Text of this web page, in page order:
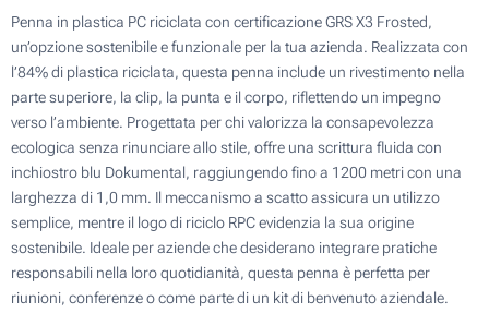
Penna in plastica PC riciclata con certificazione GRS X3 Frosted,
un’opzione sostenibile e funzionale per la tua azienda. Realizzata con
l’84% di plastica riciclata, questa penna include un rivestimento nella
parte superiore, la clip, la punta e il corpo, riflettendo un impegno
verso l’ambiente. Progettata per chi valorizza la consapevolezza
ecologica senza rinunciare allo stile, offre una scrittura fluida con
inchiostro blu Dokumental, raggiungendo fino a 1200 metri con una
larghezza di 1,0 mm. Il meccanismo a scatto assicura un utilizzo
semplice, mentre il logo di riciclo RPC evidenzia la sua origine
sostenibile. Ideale per aziende che desiderano integrare pratiche
responsabili nella loro quotidianità, questa penna è perfetta per
riunioni, conferenze o come parte di un kit di benvenuto aziendale.